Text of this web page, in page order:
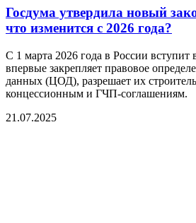
Госдума утвердила новый
что изменится с 2026 года?
С 1 марта 2026 года в России вступит
впервые закрепляет правовое
данных (ЦОД), разрешает их
концессионным и ГЧП-соглашениям.
21.07.2025